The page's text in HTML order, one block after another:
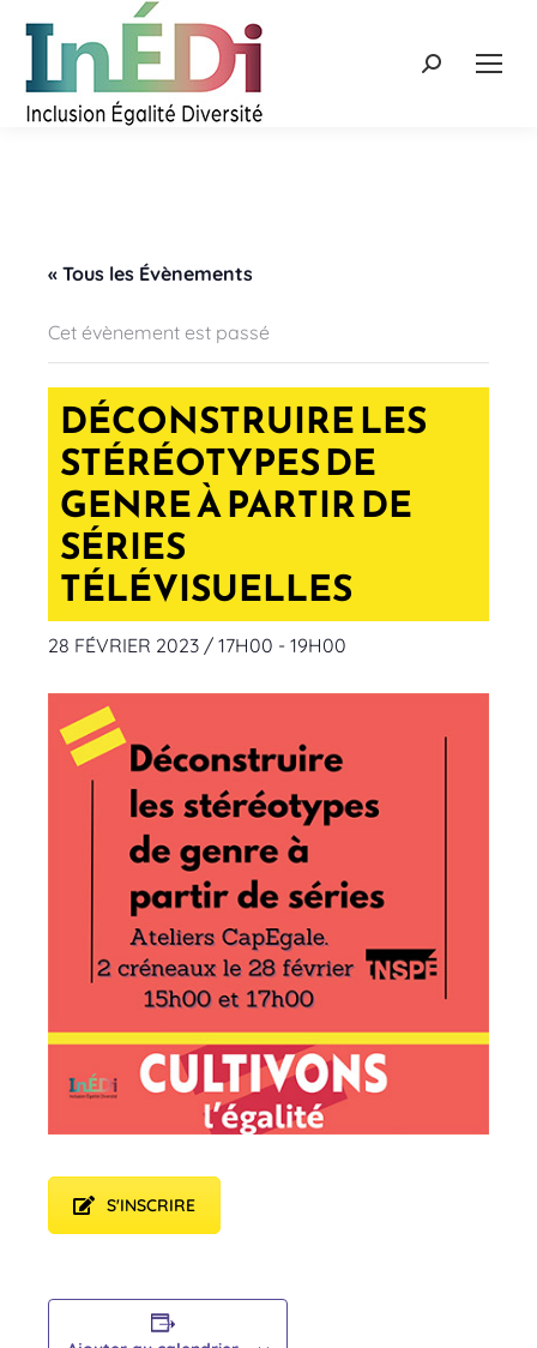
Recherche
« Tous les Évènements
Cet évènement est passé
DÉCONSTRUIRE LES
STÉRÉOTYPES DE
GENRE À PARTIR DE
SÉRIES
TÉLÉVISUELLES
28 FÉVRIER 2023 / 17H00 - 19H00
S'INSCRIRE